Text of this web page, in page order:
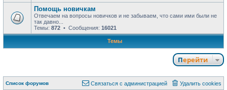
Помощь новичкам
Отвечаем на вопросы новичков и не забываем, что сами ими были не
так давно...
Темы: 872 • Сообщения: 16021
Темы
Перейти
Список форумов Удалить cookies
Связаться с администрацией